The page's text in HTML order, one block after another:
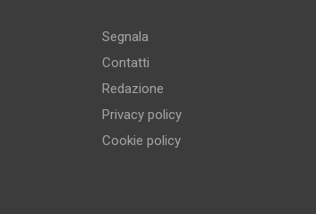
Segnala
Contatti
Redazione
Privacy policy
Cookie policy